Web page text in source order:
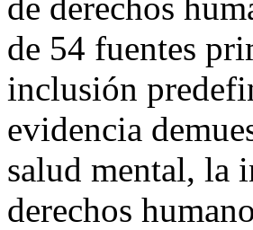
de 54 fuentes
inclusión
evidencia
salud mental, la
derechos